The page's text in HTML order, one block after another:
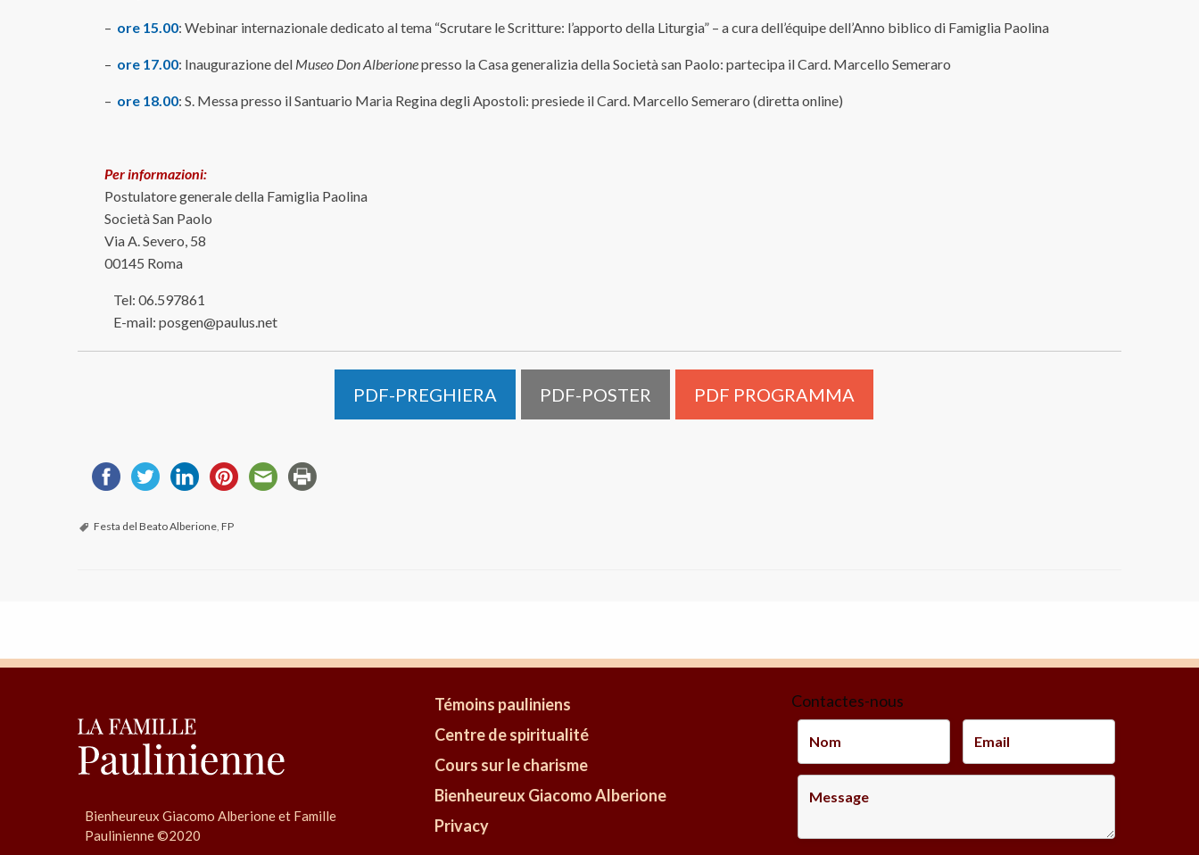
– ore 15.00: Webinar internazionale dedicato al tema “Scrutare le Scritture: l’apporto della Liturgia” – a cura dell’équipe dell’Anno biblico di Famiglia Paolina
– ore 17.00: Inaugurazione del Museo Don Alberionepresso la Casa generalizia della Società san Paolo: partecipa il Card. Marcello Semeraro
– ore 18.00: S. Messa presso il Santuario Maria Regina degli Apostoli: presiede il Card. Marcello Semeraro (diretta online)
Per informazioni:
Postulatore generale della Famiglia Paolina
Società San Paolo
Via A. Severo, 58
00145 Roma
Tel: 06.597861
E-mail: posgen@paulus.net
PDF-PREGHIERA PDF-POSTER PDF PROGRAMMA
Festa del Beato Alberione FP
Bienheureux Giacomo Alberione et Famille
Paulinienne ©2020
Témoins pauliniens
Centre de spiritualité
Cours sur le charisme
Bienheureux Giacomo Alberione
Privacy
Contactes-nous